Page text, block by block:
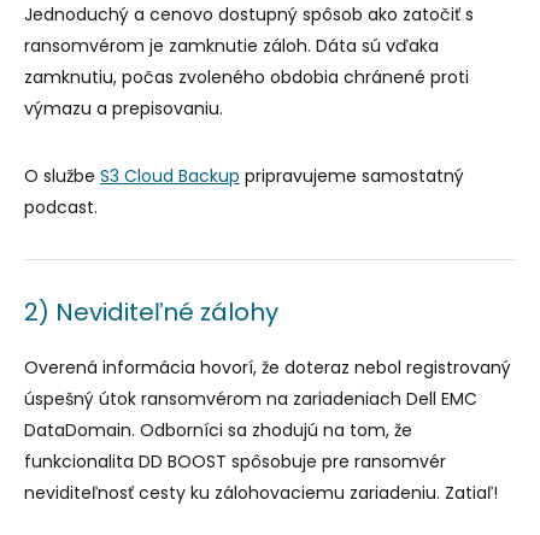
Jednoduchý a cenovo dostupný spôsob ako zatočiť s
ransomvérom je zamknutie záloh. Dáta sú vďaka
zamknutiu, počas zvoleného obdobia chránené proti
výmazu a prepisovaniu.
O službe S3 Cloud Backup pripravujeme samostatný
podcast.
2) Neviditeľné zálohy
Overená informácia hovorí, že doteraz nebol registrovaný
úspešný útok ransomvérom na zariadeniach Dell EMC
DataDomain. Odborníci sa zhodujú na tom, že
funkcionalita DD BOOST spôsobuje pre ransomvér
neviditeľnosť cesty ku zálohovaciemu zariadeniu. Zatiaľ!